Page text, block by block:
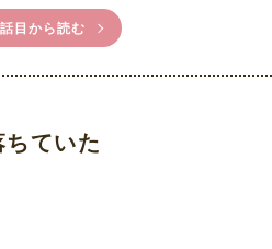
目から読む
ていた